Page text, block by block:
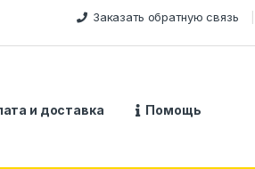
Заказать обратную связь
и доставка Помощь